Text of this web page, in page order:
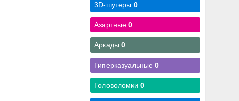
3D-шутеры0
Азартные0
Аркады0
Гиперказуальные0
Головоломки0